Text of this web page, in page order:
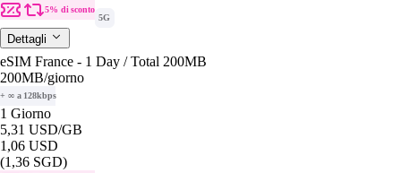
5% di sconto
5G
Dettagli
eSIM France - 1 Day / Total 200MB
200MB/giorno
+ ∞ a 128kbps
1 Giorno
5,31 USD/GB
1,06 USD
(1,36 SGD)